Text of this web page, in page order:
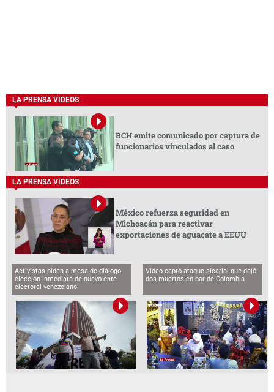
LA PRENSA VIDEOS
BCH emite comunicado por captura de
funcionarios vinculados al caso
LA PRENSA VIDEOS
México refuerza seguridad en
Michoacán para reactivar
exportaciones de aguacate a EEUU
Activistas piden a mesa de diálogo
elección inmediata de nuevo ente
electoral venezolano
Video captó ataque sicarial que dejó
dos muertos en bar de Colombia